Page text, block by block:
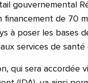
gouvernemental
financement de 70
à poser les bases
services de santé
qui sera accordée